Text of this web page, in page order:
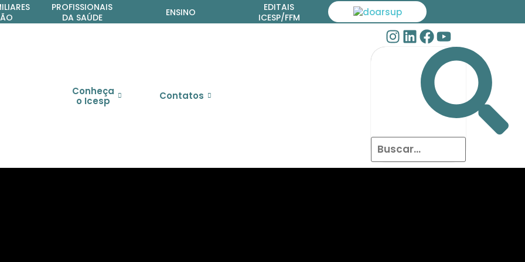
PROFISSIONAIS
DA SAÚDE
ENSINO
EDITAIS
ICESP/FFM
Conheça
o Icesp
Contatos